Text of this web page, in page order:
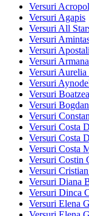
Versuri
Versuri Agapis
Versuri All
Versuri
Versuri
Versuri
Versuri
Versuri
Versuri
Versuri
Versuri
Versuri Costa
Versuri Costa
Versuri Costa
Versuri Costin
Versuri
Versuri Diana
Versuri Dinca
Versuri Elena